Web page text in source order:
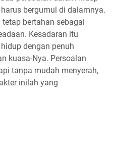
bergumul di dalamnya.
bertahan sebagai
Kesadaran itu
dengan penuh
kuasa-Nya. Persoalan
tanpa mudah menyerah,
inilah yang